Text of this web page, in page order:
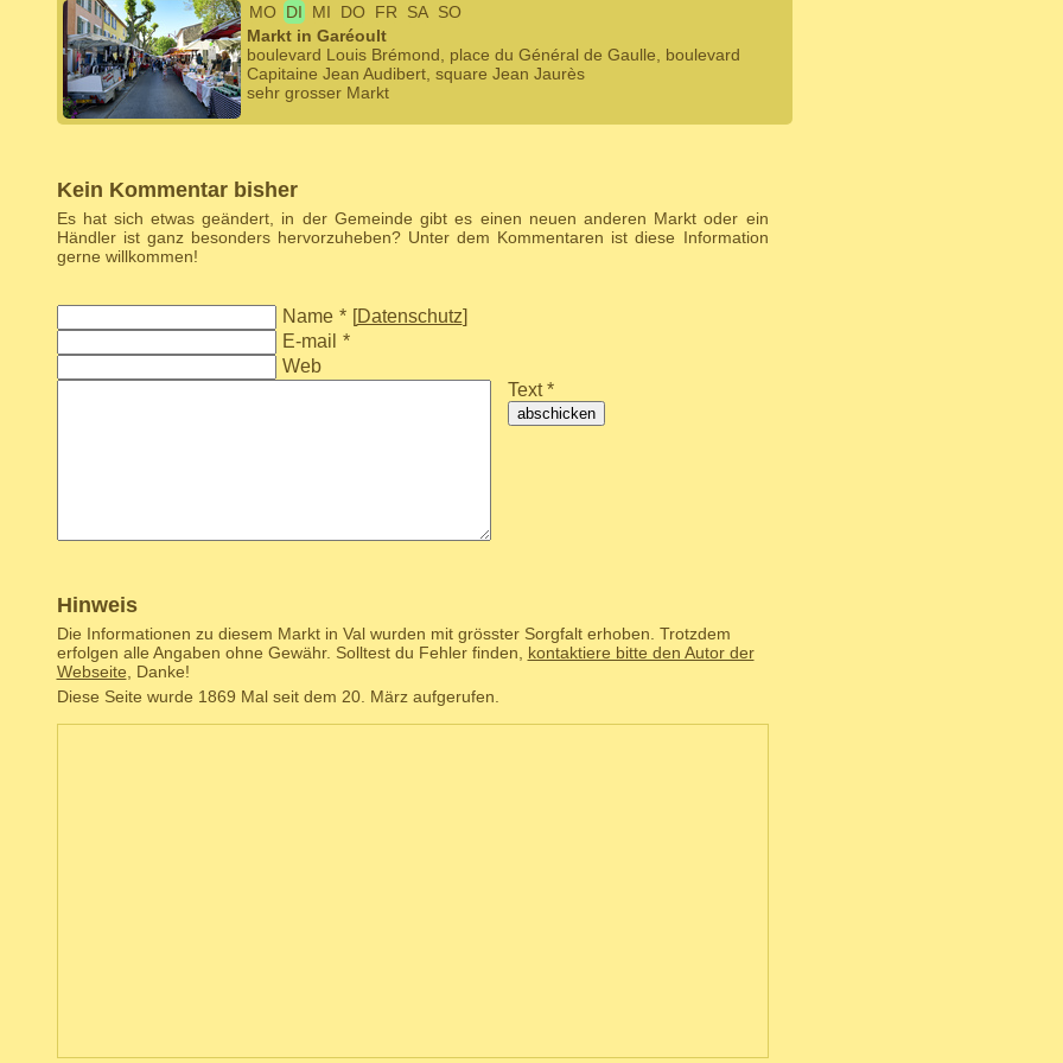
MO DI MI DO FR SA SO
Markt in Garéoult
boulevard Louis Brémond, place du Général de Gaulle, boulevard
Capitaine Jean Audibert, square Jean Jaurès
sehr grosser Markt
Kein Kommentar bisher
Es hat sich etwas geändert, in der Gemeinde gibt es einen neuen anderen Markt oder ein
Händler ist ganz besonders hervorzuheben? Unter dem Kommentaren ist diese Information
gerne willkommen!
Name * [Datenschutz]
E-mail *
Web
Text *
abschicken
Hinweis
Die Informationen zu diesem Markt in Val wurden mit grösster Sorgfalt erhoben. Trotzdem
erfolgen alle Angaben ohne Gewähr. Solltest du Fehler finden, kontaktiere bitte den Autor der
Webseite , Danke!
Diese Seite wurde 1869 Mal seit dem 20. März aufgerufen.